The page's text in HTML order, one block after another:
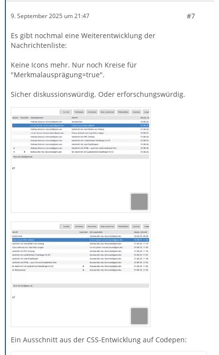
9. September 2025 um 21:47 #7
Es gibt nochmal eine Weiterentwicklung der
Nachrichtenliste:
Keine Icons mehr. Nur noch Kreise für
"Merkmalausprägung=true".
Sicher diskussionswürdig. Oder erforschungswürdig.
Ein Ausschnitt aus der CSS-Entwicklung auf Codepen: